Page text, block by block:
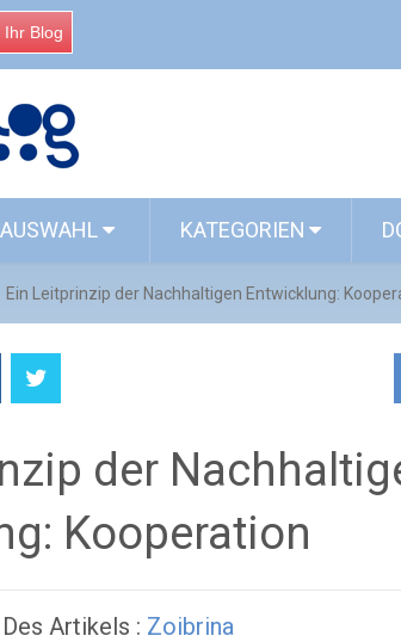
Ihr Blog
AUSWAHL KATEGORIEN
Ein Leitprinzip der Nachhaltigen Entwicklung:
der
Kooperation
Artikels : Zoibrina